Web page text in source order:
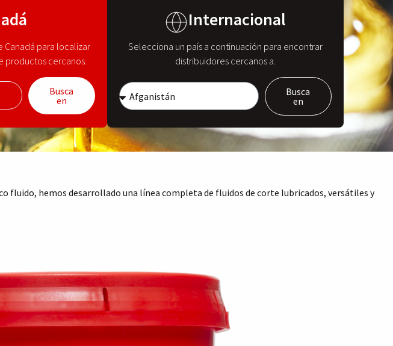
para localizar
productos cercanos.
Busca
en
Internacional
Selecciona un país a continuación para encontrar
distribuidores cercanos a.
Busca
en
fluido, hemos desarrollado una línea completa de fluidos de corte lubricados, versátiles y